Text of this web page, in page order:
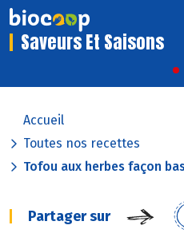
Saveurs Et Saisons
Accueil
Toutes nos recettes
Tofou aux herbes façon
Partager sur